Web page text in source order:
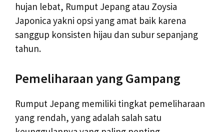
hujan lebat, Rumput Jepang atau Zoysia
Japonica yakni opsi yang amat baik karena
sanggup konsisten hijau dan subur sepanjang
tahun.
Pemeliharaan yang Gampang
Rumput Jepang memiliki tingkat pemeliharaan
yang rendah, yang adalah salah satu